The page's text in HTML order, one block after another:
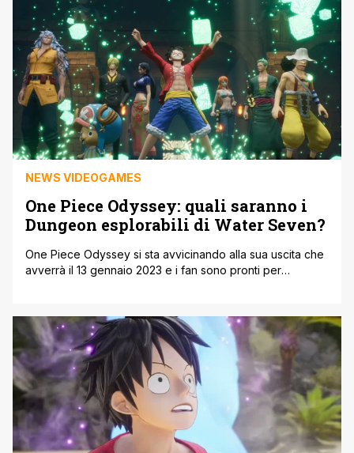
del gioco. Nonostante sia [']
NEWS VIDEOGAMES
One Piece Odyssey: quali saranno i
Dungeon esplorabili di Water Seven?
One Piece Odyssey si sta avvicinando alla sua uscita che
avverrà il 13 gennaio 2023 e i fan sono pronti per
personaggi e risveglia dei vecchi villain molto noti al
pubblico più affezionato. Durante l'ultimo trailer abbiamo
avuto l'occasione infatti, [']